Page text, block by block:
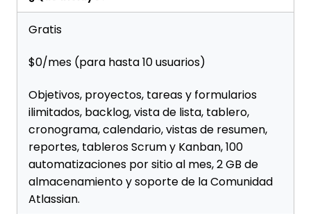
Gratis
$0/mes (para hasta 10 usuarios)
Objetivos, proyectos, tareas y formularios
ilimitados, backlog, vista de lista, tablero,
cronograma, calendario, vistas de resumen,
reportes, tableros Scrum y Kanban, 100
automatizaciones por sitio al mes, 2 GB de
almacenamiento y soporte de la Comunidad
Atlassian.